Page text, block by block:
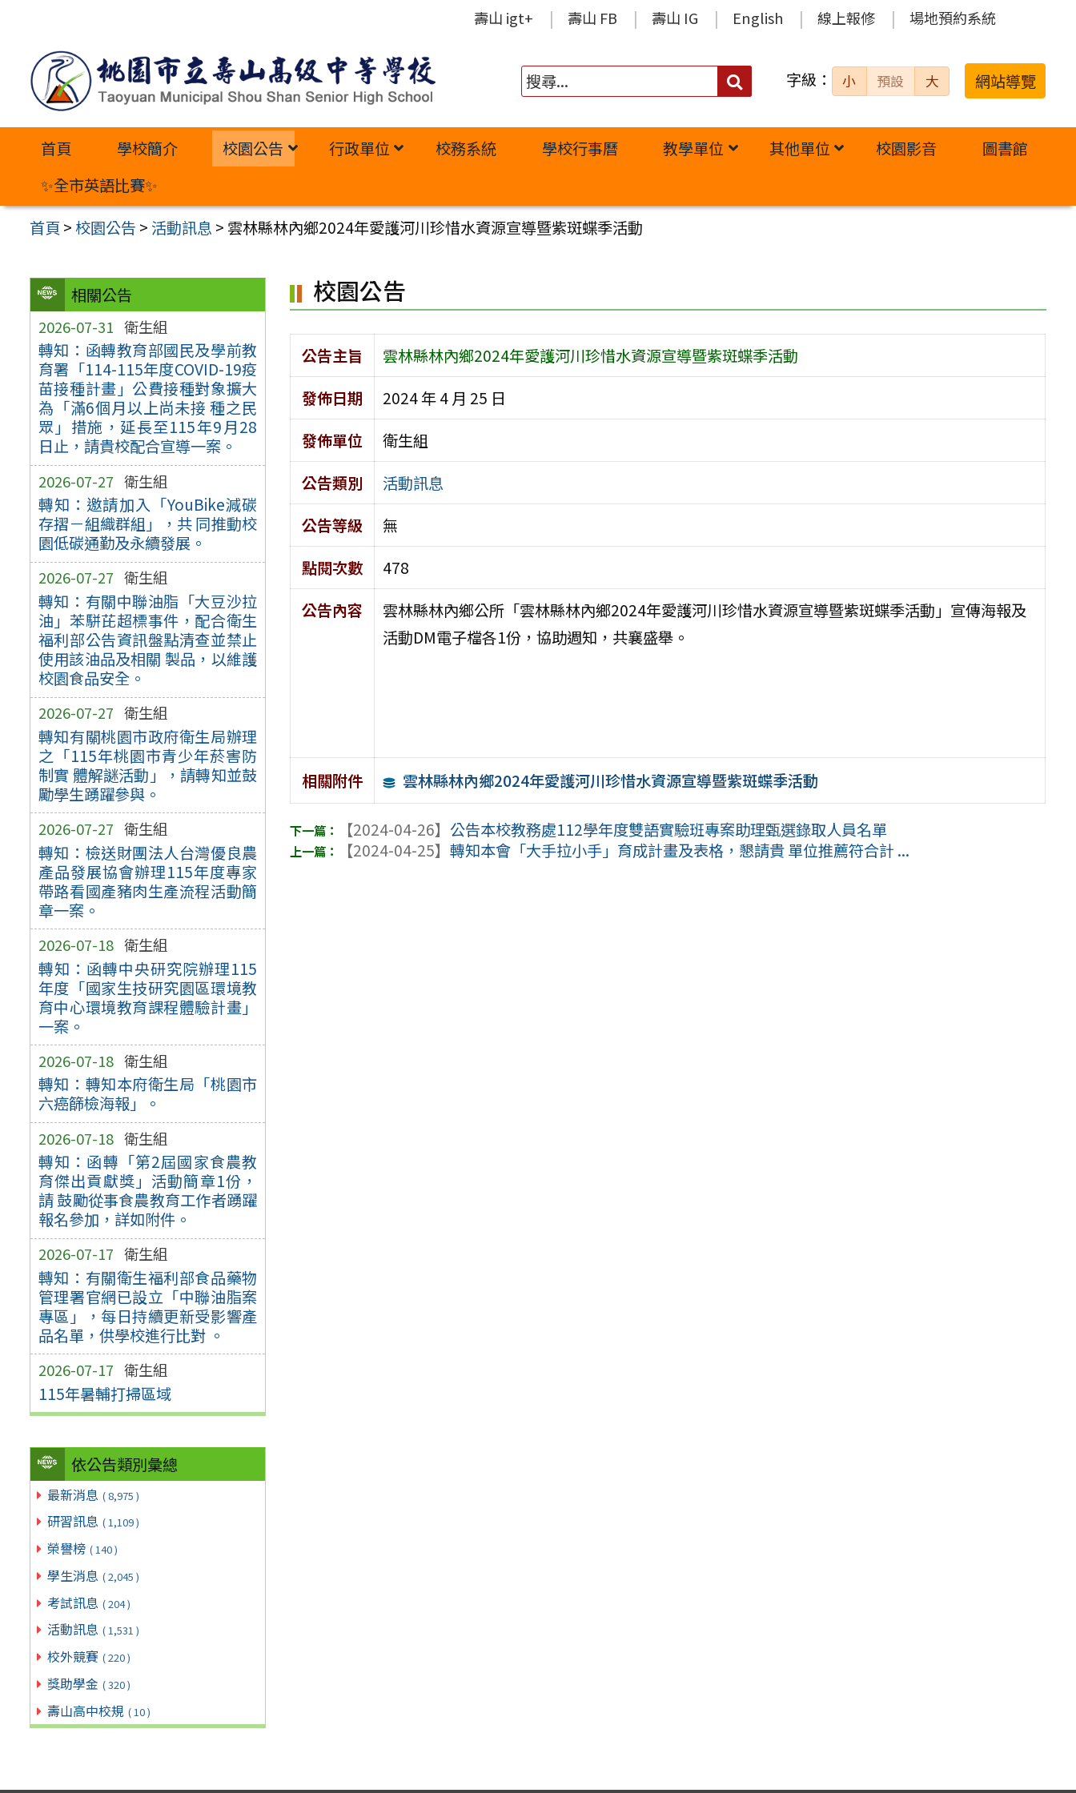
內
壽山 igt+ 壽山 FB 壽山 IG English 線上報修 場地預約系統
搜
字級： 小 預設 大 網站導覽
首頁 學校簡介 校園公告 行政單位 校務系統 學校行事曆 教學單位 其他單位 校園影音
圖書館
✨全市英語比賽✨
首頁 >校園公告 > 活動訊息 > 雲林縣林內鄉2024年愛護河川珍惜水資源宣導暨紫斑蝶季活動
相關公告
2026-07-31 衛生組
轉知：函轉教育部國民及學前教
育署「114-115年度COVID-19疫
苗接種計畫」公費接種對象擴大
為「滿6個月以上尚未接 種之民
眾」措施，延長至115年9月28
日止，請貴校配合宣導一案。
2026-07-27 衛生組
轉知：邀請加入「YouBike減碳
存摺－組織群組」，共 同推動校
園低碳通勤及永續發展。
2026-07-27 衛生組
轉知：有關中聯油脂「大豆沙拉
油」苯駢芘超標事件，配合衛生
福利部公告資訊盤點清查並禁止
使用該油品及相關 製品，以維護
校園食品安全。
2026-07-27 衛生組
轉知有關桃園市政府衛生局辦理
之「115年桃園市青少年菸害防
制實 體解謎活動」，請轉知並鼓
勵學生踴躍參與。
2026-07-27 衛生組
轉知：檢送財團法人台灣優良農
產品發展協會辦理115年度專家
帶路看國產豬肉生產流程活動簡
章一案。
2026-07-18 衛生組
轉知：函轉中央研究院辦理115
年度「國家生技研究園區環境教
育中心環境教育課程體驗計畫」
一案。
2026-07-18 衛生組
轉知：轉知本府衛生局「桃園市
六癌篩檢海報」。
2026-07-18 衛生組
轉知：函轉「第2屆國家食農教
育傑出貢獻獎」活動簡章1份，
請 鼓勵從事食農教育工作者踴躍
報名參加，詳如附件。
2026-07-17 衛生組
轉知：有關衛生福利部食品藥物
管理署官網已設立「中聯油脂案
專區」，每日持續更新受影響產
品名單，供學校進行比對 。
2026-07-17 衛生組
115年暑輔打掃區域
依公告類別彙總
最新消息 ( 8,975 )
研習訊息 ( 1,109 )
榮譽榜 ( 140 )
學生消息 ( 2,045 )
考試訊息 ( 204 )
活動訊息 ( 1,531 )
校外競賽 ( 220 )
獎助學金 ( 320 )
壽山高中校規 ( 10 )
校園公告
公告主旨
雲林縣林內鄉2024年愛護河川珍惜水資源宣導暨紫斑蝶季活動
發佈日期
2024 年 4 月 25 日
發佈單位
衛生組
公告類別
活動訊息
公告等級
無
點閱次數
478
公告內容
雲林縣林內鄉公所「雲林縣林內鄉2024年愛護河川珍惜水資源宣導暨紫斑蝶季活動」宣傳海報及
活動DM電子檔各1份，協助週知，共襄盛舉。
相關附件 雲林縣林內鄉2024年愛護河川珍惜水資源宣導暨紫斑蝶季活動
【2024-04-26】 公告本校教務處112學年度雙語實驗班專案助理甄選錄取人員名單
【2024-04-25】轉知本會「大手拉小手」育成計畫及表格，懇請貴 單位推薦符合計 ...